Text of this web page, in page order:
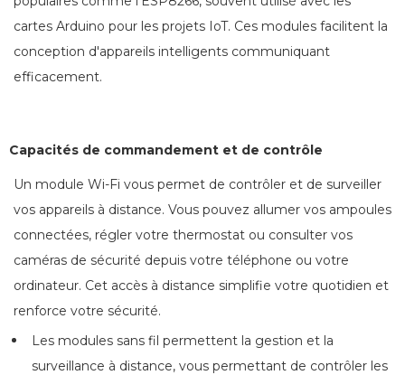
cartes Arduino pour les projets IoT. Ces modules facilitent la
conception d'appareils intelligents communiquant
efficacement.
Capacités de commandement et de contrôle
Un module Wi-Fi vous permet de contrôler et de surveiller
vos appareils à distance. Vous pouvez allumer vos ampoules
connectées, régler votre thermostat ou consulter vos
caméras de sécurité depuis votre téléphone ou votre
ordinateur. Cet accès à distance simplifie votre quotidien et
renforce votre sécurité.
Les modules sans fil permettent la gestion et la
surveillance à distance, vous permettant de contrôler les